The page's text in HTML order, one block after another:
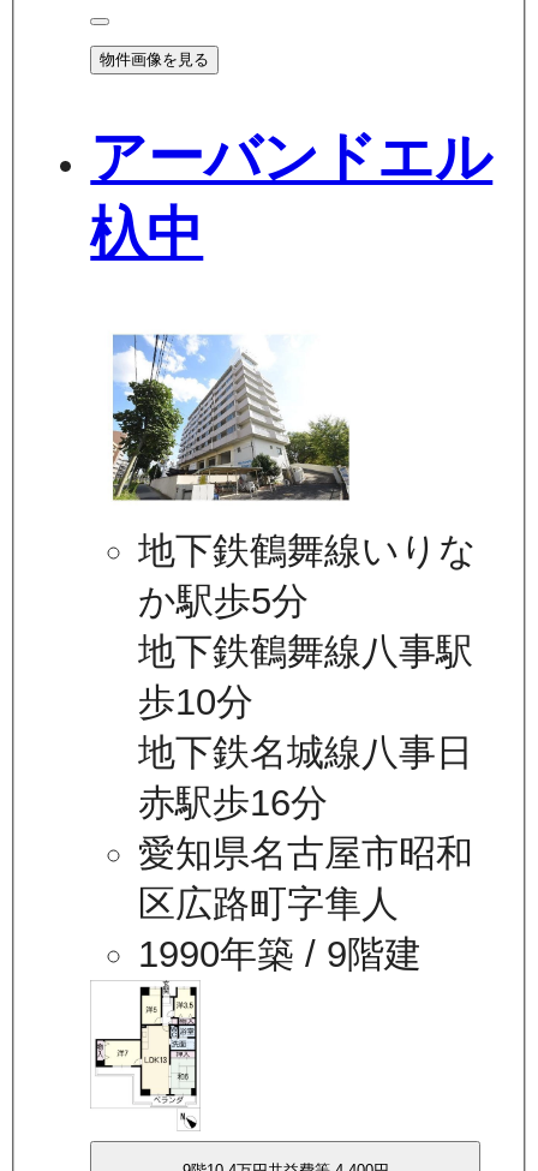
物件画像を見る
アーバンドエル
杁中
地下鉄鶴舞線いりな
か駅歩5分
地下鉄鶴舞線八事駅
歩10分
地下鉄名城線八事日
赤駅歩16分
愛知県名古屋市昭和
区広路町字隼人
1990年築 / 9階建